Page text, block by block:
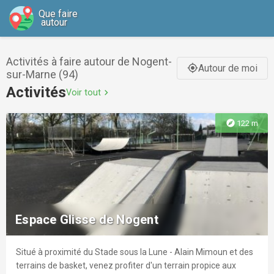
Que faire
autour
Activités à faire autour de Nogent-
sur-Marne (94)
gps_fixedAutour de moi
ActivitésVoir tout chevron_right
explore 122 m
Espace Glisse de Nogent
Situé à proximité du Stade sous la Lune - Alain Mimoun et des
terrains de basket, venez profiter d'un terrain propice aux